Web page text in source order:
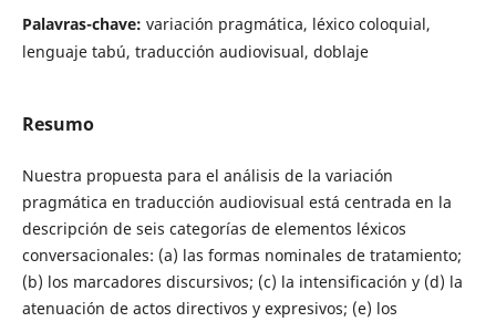
Palavras-chave: variación pragmática, léxico coloquial,
lenguaje tabú, traducción audiovisual, doblaje
Resumo
Nuestra propuesta para el análisis de la variación
pragmática en traducción audiovisual está centrada en la
descripción de seis categorías de elementos léxicos
conversacionales: (a) las formas nominales de tratamiento;
(b) los marcadores discursivos; (c) la intensificación y (d) la
atenuación de actos directivos y expresivos; (e) los